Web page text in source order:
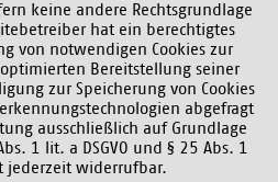
keine andere Rechtsgrundlage
hat ein berechtigtes
von notwendigen Cookies zur
Bereitstellung seiner
zur Speicherung von Cookies
abgefragt
ausschließlich auf Grundlage
1 lit. a DSGVO und § 25 Abs. 1
jederzeit widerrufbar.